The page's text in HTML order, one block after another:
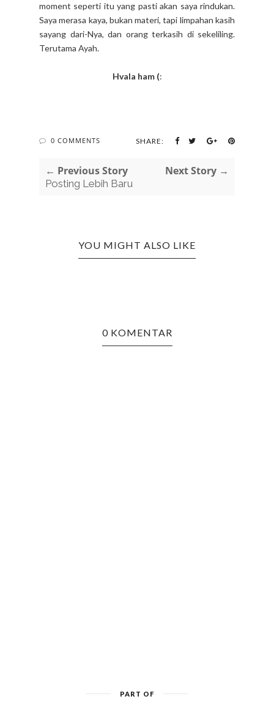
moment seperti itu yang pasti akan saya rindukan.
Saya merasa kaya, bukan materi, tapi limpahan kasih
sayang dari-Nya, dan orang terkasih di sekeliling.
Terutama Ayah.
Hvala ham (:
0 COMMENTS SHARE:
← Previous Story
Posting Lebih Baru
Next Story →
YOU MIGHT ALSO LIKE
0 KOMENTAR
PART OF